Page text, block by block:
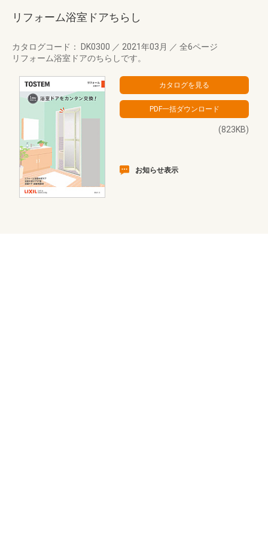
リフォーム浴室ドアちらし
カタログコード： DK0300 ／ 2021年03月 ／ 全6ページ
リフォーム浴室ドアのちらしです。
(823KB)
お知らせ表示